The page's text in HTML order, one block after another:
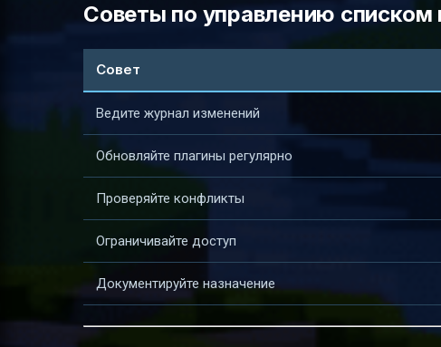
Советы по управлению списком
Совет
Ведите журнал изменений
Обновляйте плагины регулярно
Проверяйте конфликты
Ограничивайте доступ
Документируйте назначение